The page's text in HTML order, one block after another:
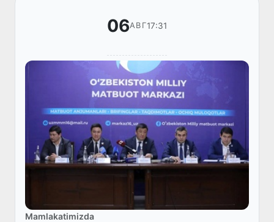
06АВГ17:31
Mamlakatimizda